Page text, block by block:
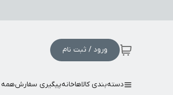
ورود / ثبت نام
دسته‌بندی کالاهاخانهپیگیری سفارشهمه